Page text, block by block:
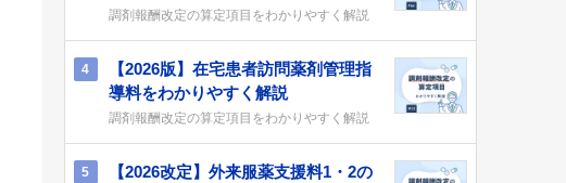
調剤報酬改定の算定項目をわかりやすく解説
4
【2026版】在宅患者訪問薬剤管理指
導料をわかりやすく解説
調剤報酬改定の算定項目をわかりやすく解説
5
【2026改定】外来服薬支援料1・2の